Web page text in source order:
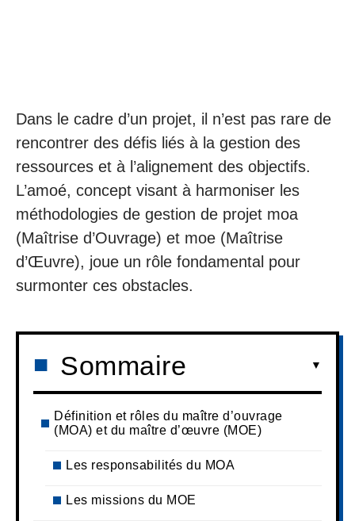
Dans le cadre d’un projet, il n’est pas rare de
rencontrer des défis liés à la gestion des
ressources et à l’alignement des objectifs.
L’amoé, concept visant à harmoniser les
méthodologies de gestion de projet moa
(Maîtrise d’Ouvrage) et moe (Maîtrise
d’Œuvre), joue un rôle fondamental pour
surmonter ces obstacles.
Sommaire
Définition et rôles du maître d’ouvrage
(MOA) et du maître d’œuvre (MOE)
Les responsabilités du MOA
Les missions du MOE